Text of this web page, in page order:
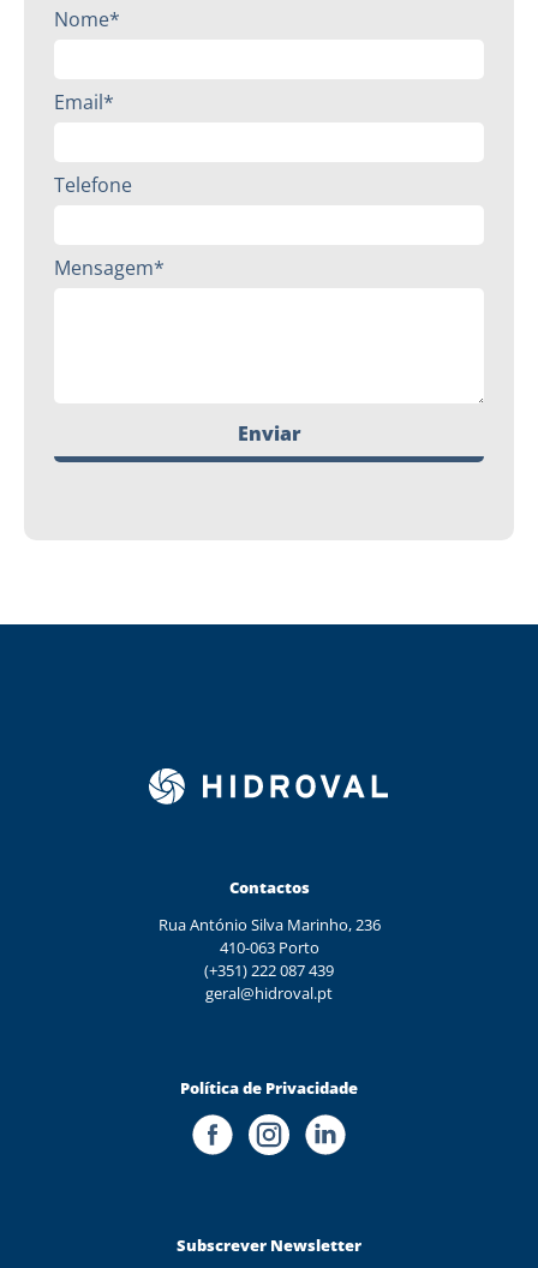
Nome*
Email*
Telefone
Mensagem*
Enviar
Contactos
Rua António Silva Marinho, 236
410-063 Porto
(+351) 222 087 439
geral@hidroval.pt
Política de Privacidade
Subscrever Newsletter